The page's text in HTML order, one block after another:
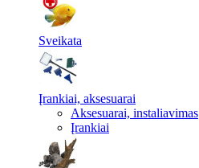
Sveikata
Įrankiai, aksesuarai
Aksesuarai, instaliavimas
Įrankiai